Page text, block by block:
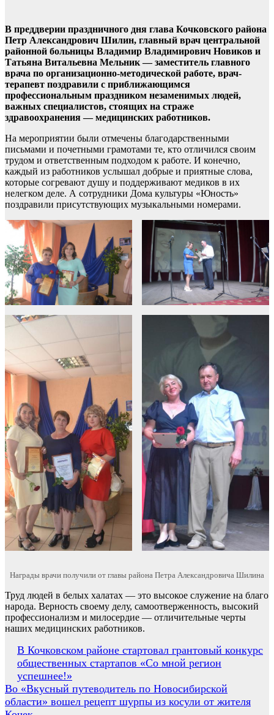
В преддверии праздничного дня глава Кочковского района
Петр Александрович Шилин, главный врач центральной
районной больницы Владимир Владимирович Новиков и
Татьяна Витальевна Мельник — заместитель главного
врача по организационно-методической работе, врач-
терапевт поздравили с приближающимся
профессиональным праздником незаменимых людей,
важных специалистов, стоящих на страже
здравоохранения — медицинских работников.
На мероприятии были отмечены благодарственными
письмами и почетными грамотами те, кто отличился своим
трудом и ответственным подходом к работе. И конечно,
каждый из работников услышал добрые и приятные слова,
которые согревают душу и поддерживают медиков в их
нелегком деле. А сотрудники Дома культуры «Юность»
поздравили присутствующих музыкальными номерами.
Награды врачи получили от главы района Петра Александровича Шилина
Труд людей в белых халатах — это высокое служение на благо
народа. Верность своему делу, самоотверженность, высокий
профессионализм и милосердие — отличительные черты
наших медицинских работников.
Навигация
по
записям
В Кочковском районе стартовал грантовый конкурс
общественных стартапов «Со мной регион
успешнее!»
Во «Вкусный путеводитель по Новосибирской
области» вошел рецепт шурпы из косули от жителя